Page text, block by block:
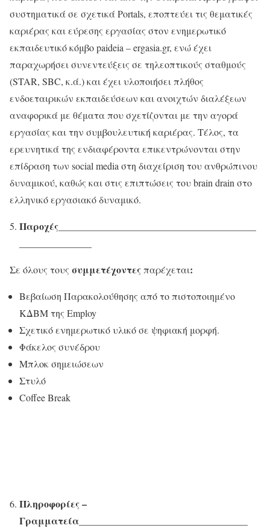
συστηματικά σε σχετικά Portals, εποπτεύει τις θεματικές
καριέρας και εύρεσης εργασίας στον ενημερωτικό
εκπαιδευτικό κόμβο paideia – ergasia.gr, ενώ έχει
παραχωρήσει συνεντεύξεις σε τηλεοπτικούς σταθμούς
(STAR, SBC, κ.ά.) και έχει υλοποιήσει πλήθος
ενδοεταιρικών εκπαιδεύσεων και ανοιχτών διαλέξεων
αναφορικά με θέματα που σχετίζονται με την αγορά
εργασίας και την συμβουλευτική καριέρας. Τέλος, τα
ερευνητικά της ενδιαφέροντα επικεντρώνονται στην
επίδραση των social media στη διαχείριση του ανθρώπινου
δυναμικού, καθώς και στις επιπτώσεις του brain drain στο
ελληνικό εργασιακό δυναμικό.
Παροχές_________________________________________
Σε όλους τους συμμετέχοντεςπαρέχεται:
Βεβαίωση Παρακολούθησης από το πιστοποιημένο
ΚΔΒΜ της Employ
Σχετικό ενημερωτικό υλικό σε ψηφιακή μορφή.
Φάκελος συνέδρου
Μπλοκ σημειώσεων
Στυλό
Coffee Break
Πληροφορίες –
Γραμματεία___________________________________